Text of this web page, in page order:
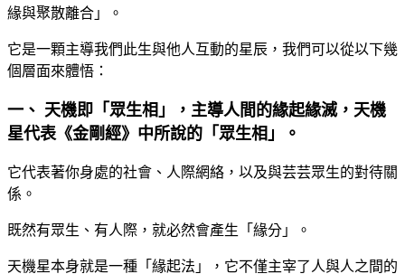
緣與聚散離合」。
它是一顆主導我們此生與他人互動的星辰，我們可以從以下幾
個層面來體悟：
一、 天機即「眾生相」，主導人間的緣起緣滅，天機
星代表《金剛經》中所說的「眾生相」。
它代表著你身處的社會、人際網絡，以及與芸芸眾生的對待關
係。
既然有眾生、有人際，就必然會產生「緣分」。
天機星本身就是一種「緣起法」，它不僅主宰了人與人之間的